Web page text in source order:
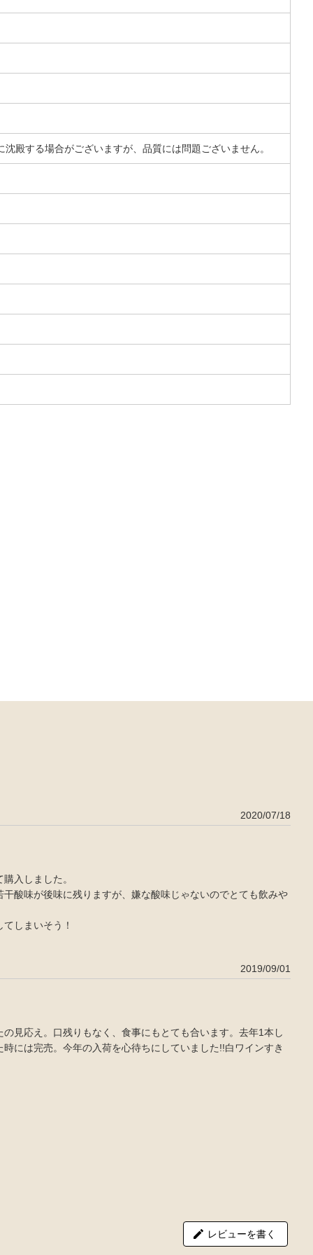
殿する場合がございますが、品質には問題ございません。
2020/07/18
入しました。
酸味が後味に残りますが、嫌な酸味じゃないのでとても飲みや
しまいそう！
2019/09/01
見応え。口残りもなく、食事にもとても合います。去年1本し
には完売。今年の入荷を心待ちにしていました!!白ワインすき
レビューを書く